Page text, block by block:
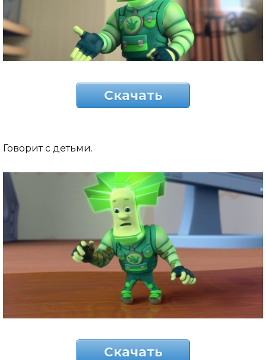
Скачать
Говорит с детьми.
Скачать